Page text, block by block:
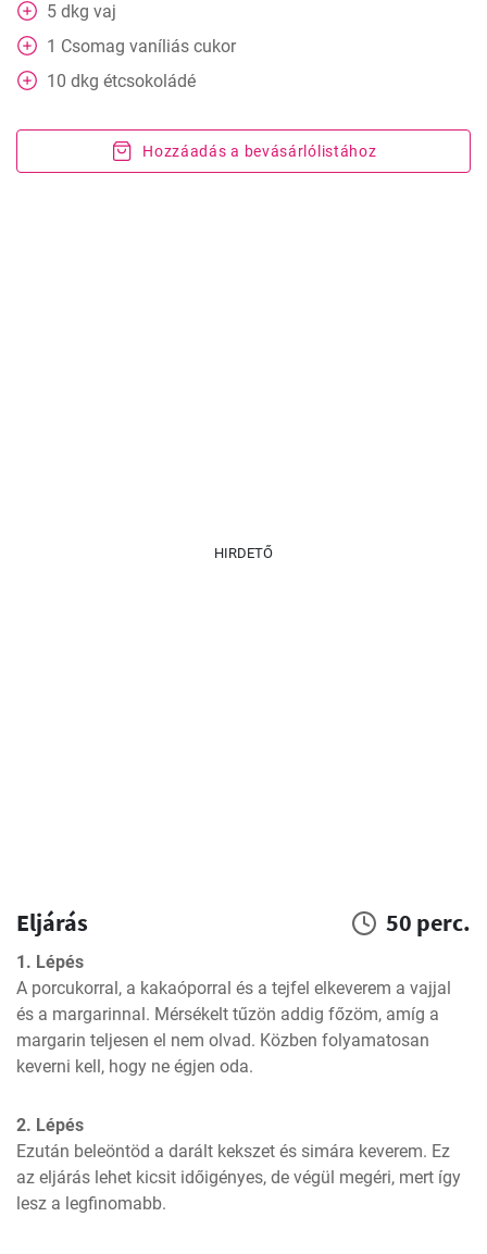
5 dkg vaj
1 Csomag vaníliás cukor
10 dkg étcsokoládé
Hozzáadás a bevásárlólistához
HIRDETŐ
Eljárás 50 perc.
1. Lépés
A porcukorral, a kakaóporral és a tejfel elkeverem a vajjal
és a margarinnal. Mérsékelt tűzön addig főzöm, amíg a
margarin teljesen el nem olvad. Közben folyamatosan
keverni kell, hogy ne égjen oda.
2. Lépés
Ezután beleöntöd a darált kekszet és simára keverem. Ez
az eljárás lehet kicsit időigényes, de végül megéri, mert így
lesz a legfinomabb.